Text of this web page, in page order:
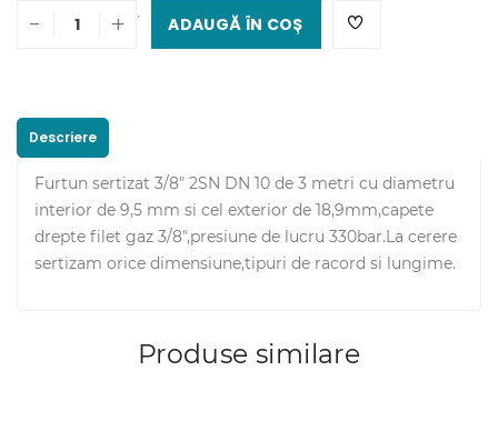
- + .
ADAUGĂ ÎN COȘ
Descriere
Furtun sertizat 3/8" 2SN DN 10 de 3 metri cu diametru
interior de 9,5 mm si cel exterior de 18,9mm,capete
drepte filet gaz 3/8",presiune de lucru 330bar.La cerere
sertizam orice dimensiune,tipuri de racord si lungime.
Produse similare